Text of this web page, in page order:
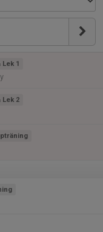
Lek 1
Lek 2